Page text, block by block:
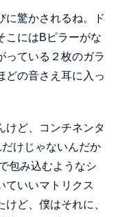
に驚かされるね。ド
こにはBピラーがな
っている２枚のガラ
どの音さえ耳に入っ
けど、コンチネンタ
けじゃないんだか
包み込むようなシ
ていいマトリクス
ど、僕はそれに、